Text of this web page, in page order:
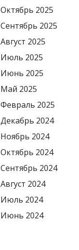
Октябрь 2025
Сентябрь 2025
Август 2025
Июль 2025
Июнь 2025
Май 2025
Февраль 2025
Декабрь 2024
Ноябрь 2024
Октябрь 2024
Сентябрь 2024
Август 2024
Июль 2024
Июнь 2024